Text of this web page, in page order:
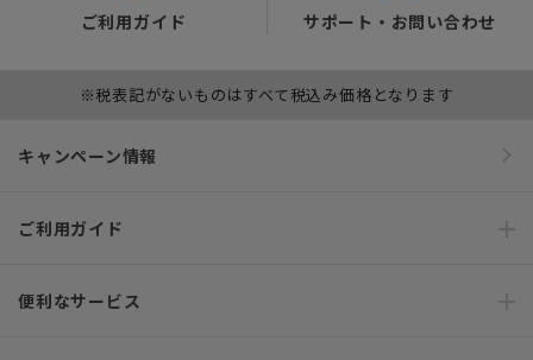
ご利用ガイド サポート・お問い合わせ
※税表記がないものはすべて税込み価格となります
キャンペーン情報
ご利用ガイド
便利なサービス